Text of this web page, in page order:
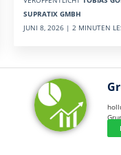
SUPRATIX GMBH
JUNI 8, 2026 | 2 MINUTEN